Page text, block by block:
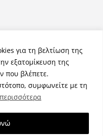
για τη βελτίωση της
εξατομίκευση της
που βλέπετε.
συμφωνείτε με τη
NemeaPress. Τα πνευματικά
Κατασκευασμένο με